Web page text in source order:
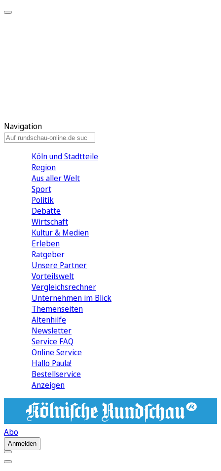
Navigation
Köln und Stadtteile
Region
Aus aller Welt
Sport
Politik
Debatte
Wirtschaft
Kultur & Medien
Erleben
Ratgeber
Unsere Partner
Vorteilswelt
Vergleichsrechner
Unternehmen im Blick
Themenseiten
Altenhilfe
Newsletter
Service FAQ
Online Service
Hallo Paula!
Bestellservice
Anzeigen
Abo
Anmelden